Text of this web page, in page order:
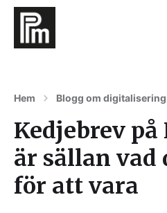
Hem Blogg om digitalisering
Kedjebrev på
är sällan vad
för att vara